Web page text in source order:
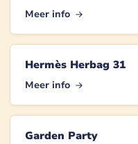
Meer info
Hermès Herbag 31
Meer info
Garden Party